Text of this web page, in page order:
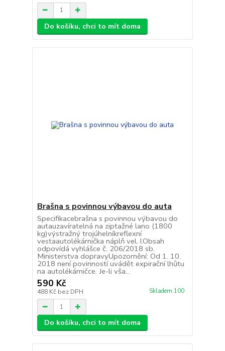
Do košíku, chci to mít doma
Brašna s povinnou výbavou do auta
Specifikacebrašna s povinnou výbavou do
autauzavíratelná na ziptažné lano (1800
kg)výstražný trojúhelníkreflexní
vestaautolékárnička náplň vel. I.Obsah
odpovídá vyhlášce č. 206/2018 sb.
Ministerstva dopravyUpozornění: Od 1. 10.
2018 není povinností uvádět expirační lhůtu
na autolékárničce. Je-li vša...
590 Kč
488 Kč bez DPH Skladem 100
Do košíku, chci to mít doma